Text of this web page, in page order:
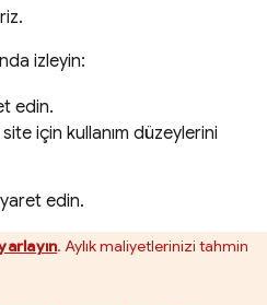
izleyin:
edin.
için kullanım düzeylerini
edin.
. Aylık maliyetlerinizi tahmin